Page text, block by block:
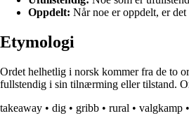
Oppdelt: Når noe er oppdelt, er
Etymologi
Ordet helhetlig i norsk kommer fra de to
fullstendig i sin tilnærming eller tilstand.
takeaway • dig • gribb • rural • valgkamp •